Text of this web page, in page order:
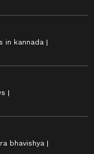
in kannada
bhavishya